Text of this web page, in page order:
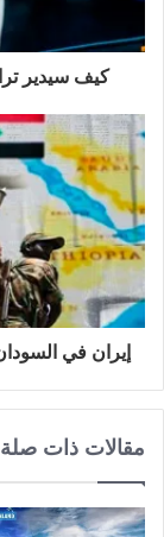
كيف سيدير
إيران في
مقالات ذات صلة